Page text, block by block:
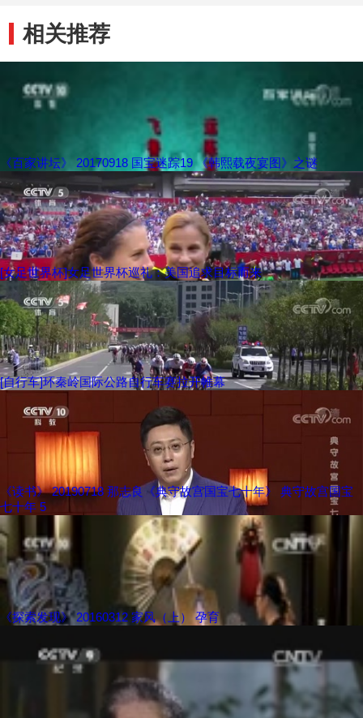
相关推荐
《百家讲坛》 20170918 国宝迷踪19 《韩熙载夜宴图》之谜
[女足世界杯]女足世界杯巡礼：美国追求目标而来
[自行车]环秦岭国际公路自行车赛拉开帷幕
《读书》 20190718 那志良《典守故宫国宝七十年》 典守故宫国宝
七十年 5
《探索发现》 20160312 家风（上） 孕育